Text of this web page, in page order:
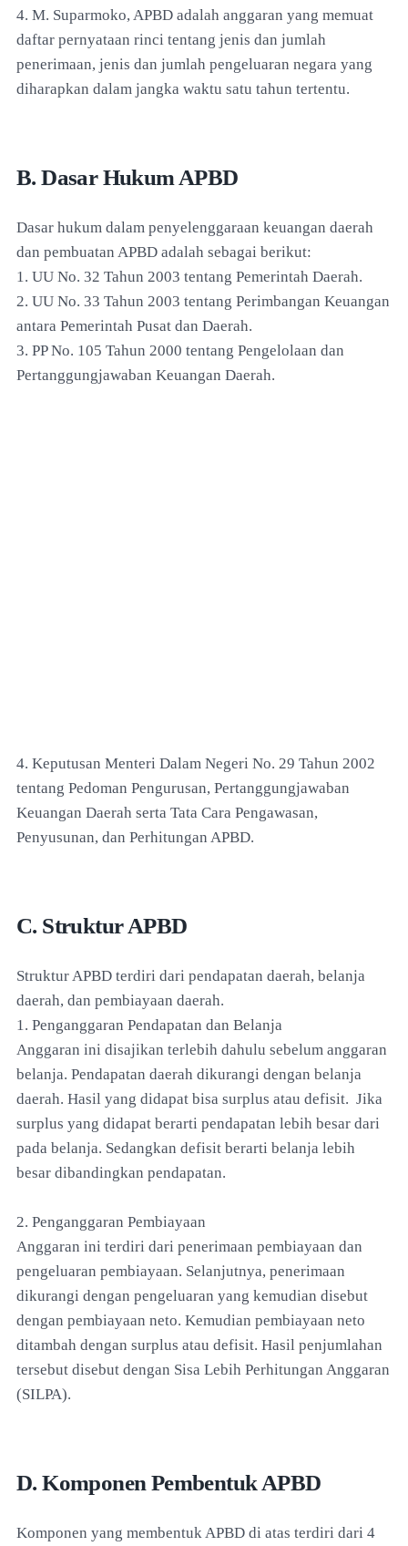
4. M. Suparmoko, APBD adalah anggaran yang memuat
daftar pernyataan rinci tentang jenis dan jumlah
penerimaan, jenis dan jumlah pengeluaran negara yang
diharapkan dalam jangka waktu satu tahun tertentu.
B. Dasar Hukum APBD
Dasar hukum dalam penyelenggaraan keuangan daerah
dan pembuatan APBD adalah sebagai berikut:
1. UU No. 32 Tahun 2003 tentang Pemerintah Daerah.
2. UU No. 33 Tahun 2003 tentang Perimbangan Keuangan
antara Pemerintah Pusat dan Daerah.
3. PP No. 105 Tahun 2000 tentang Pengelolaan dan
Pertanggungjawaban Keuangan Daerah.
4. Keputusan Menteri Dalam Negeri No. 29 Tahun 2002
tentang Pedoman Pengurusan, Pertanggungjawaban
Keuangan Daerah serta Tata Cara Pengawasan,
Penyusunan, dan Perhitungan APBD.
C. Struktur APBD
Struktur APBD terdiri dari pendapatan daerah, belanja
daerah, dan pembiayaan daerah.
1. Penganggaran Pendapatan dan Belanja
Anggaran ini disajikan terlebih dahulu sebelum anggaran
belanja. Pendapatan daerah dikurangi dengan belanja
daerah. Hasil yang didapat bisa surplus atau defisit. Jika
surplus yang didapat berarti pendapatan lebih besar dari
pada belanja. Sedangkan defisit berarti belanja lebih
besar dibandingkan pendapatan.
2. Penganggaran Pembiayaan
Anggaran ini terdiri dari penerimaan pembiayaan dan
pengeluaran pembiayaan. Selanjutnya, penerimaan
dikurangi dengan pengeluaran yang kemudian disebut
dengan pembiayaan neto. Kemudian pembiayaan neto
ditambah dengan surplus atau defisit. Hasil penjumlahan
tersebut disebut dengan Sisa Lebih Perhitungan Anggaran
(SILPA).
D. Komponen Pembentuk APBD
Komponen yang membentuk APBD di atas terdiri dari 4